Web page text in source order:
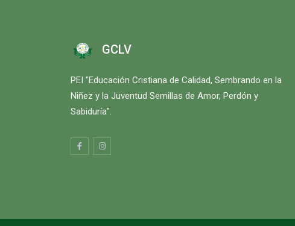
GCLV
PEI "Educación Cristiana de Calidad, Sembrando en la
Niñez y la Juventud Semillas de Amor, Perdón y
Sabiduría".